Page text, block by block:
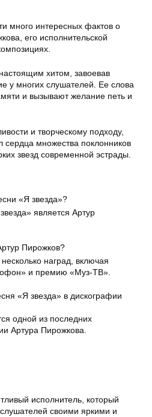
много интересных фактов о
его исполнительской
хитом, завоевав
у многих слушателей. Ее слова
и вызывают желание петь и
и творческому подходу,
сердца множества поклонников
звезд современной эстрады.
«Я звезда»?
является Артур
Пирожков?
наград, включая
и премию «Муз-ТВ».
«Я звезда» в дискографии
одной из последних
Артура Пирожкова.
исполнитель, который
своими яркими и